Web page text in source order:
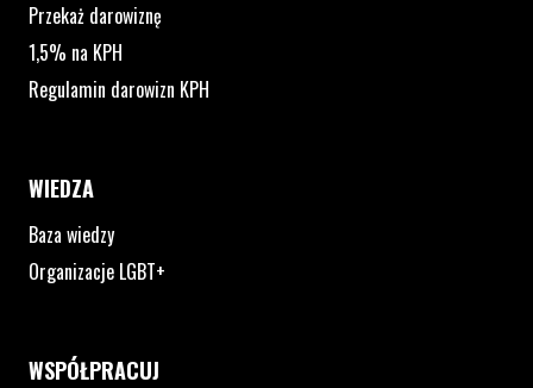
Przekaż darowiznę
1,5% na KPH
Regulamin darowizn KPH
WIEDZA
Baza wiedzy
Organizacje LGBT+
WSPÓŁPRACUJ